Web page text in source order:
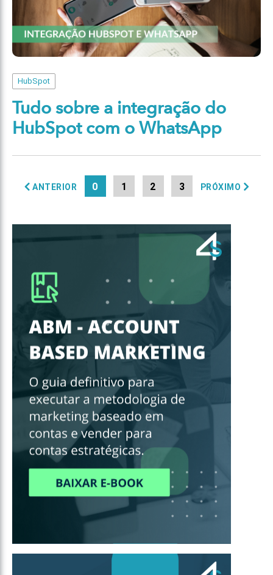
HubSpot
Tudo sobre a integração do
HubSpot com o WhatsApp
ANTERIOR 0 1 2 3 PRÓXIMO